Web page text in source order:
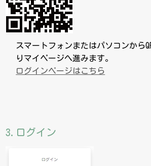
スマートフォンまたはパソコンから
りマイページへ進みます。
ログインページはこちら
3.ログイン